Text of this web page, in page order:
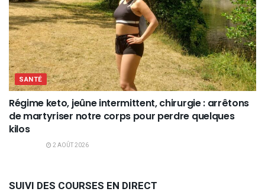
SANTÉ
Régime keto, jeûne intermittent, chirurgie : arrêtons
de martyriser notre corps pour perdre quelques
kilos
2 AOÛT 2026
SUIVI DES COURSES EN DIRECT